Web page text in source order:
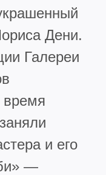
Дени.
Галереи
время
и его
—